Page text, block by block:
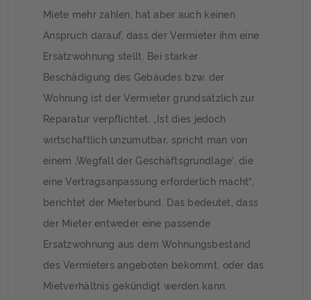
Miete mehr zahlen, hat aber auch keinen
Anspruch darauf, dass der Vermieter ihm eine
Ersatzwohnung stellt. Bei starker
Beschädigung des Gebäudes bzw. der
Wohnung ist der Vermieter grundsätzlich zur
Reparatur verpflichtet. „Ist dies jedoch
wirtschaftlich unzumutbar, spricht man von
einem ‚Wegfall der Geschäftsgrundlage‘, die
eine Vertragsanpassung erforderlich macht“,
berichtet der Mieterbund. Das bedeutet, dass
der Mieter entweder eine passende
Ersatzwohnung aus dem Wohnungsbestand
des Vermieters angeboten bekommt, oder das
Mietverhältnis gekündigt werden kann.